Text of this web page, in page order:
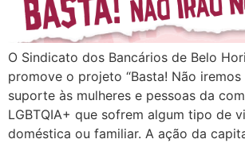
O Sindicato dos Bancários de Belo
promove o projeto “Basta! Não iremos
suporte às mulheres e pessoas da
LGBTQIA+ que sofrem algum tipo de
doméstica ou familiar. A ação da